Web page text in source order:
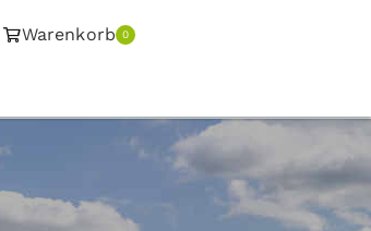
Warenkorb 0